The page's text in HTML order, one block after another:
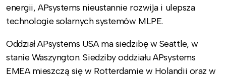
energii, APsystems nieustannie rozwija i ulepsza
technologie solarnych systemów MLPE.
Oddział APsystems USA ma siedzibę w Seattle, w
stanie Waszyngton. Siedziby oddziału APsystems
EMEA mieszczą się w Rotterdamie w Holandii oraz w